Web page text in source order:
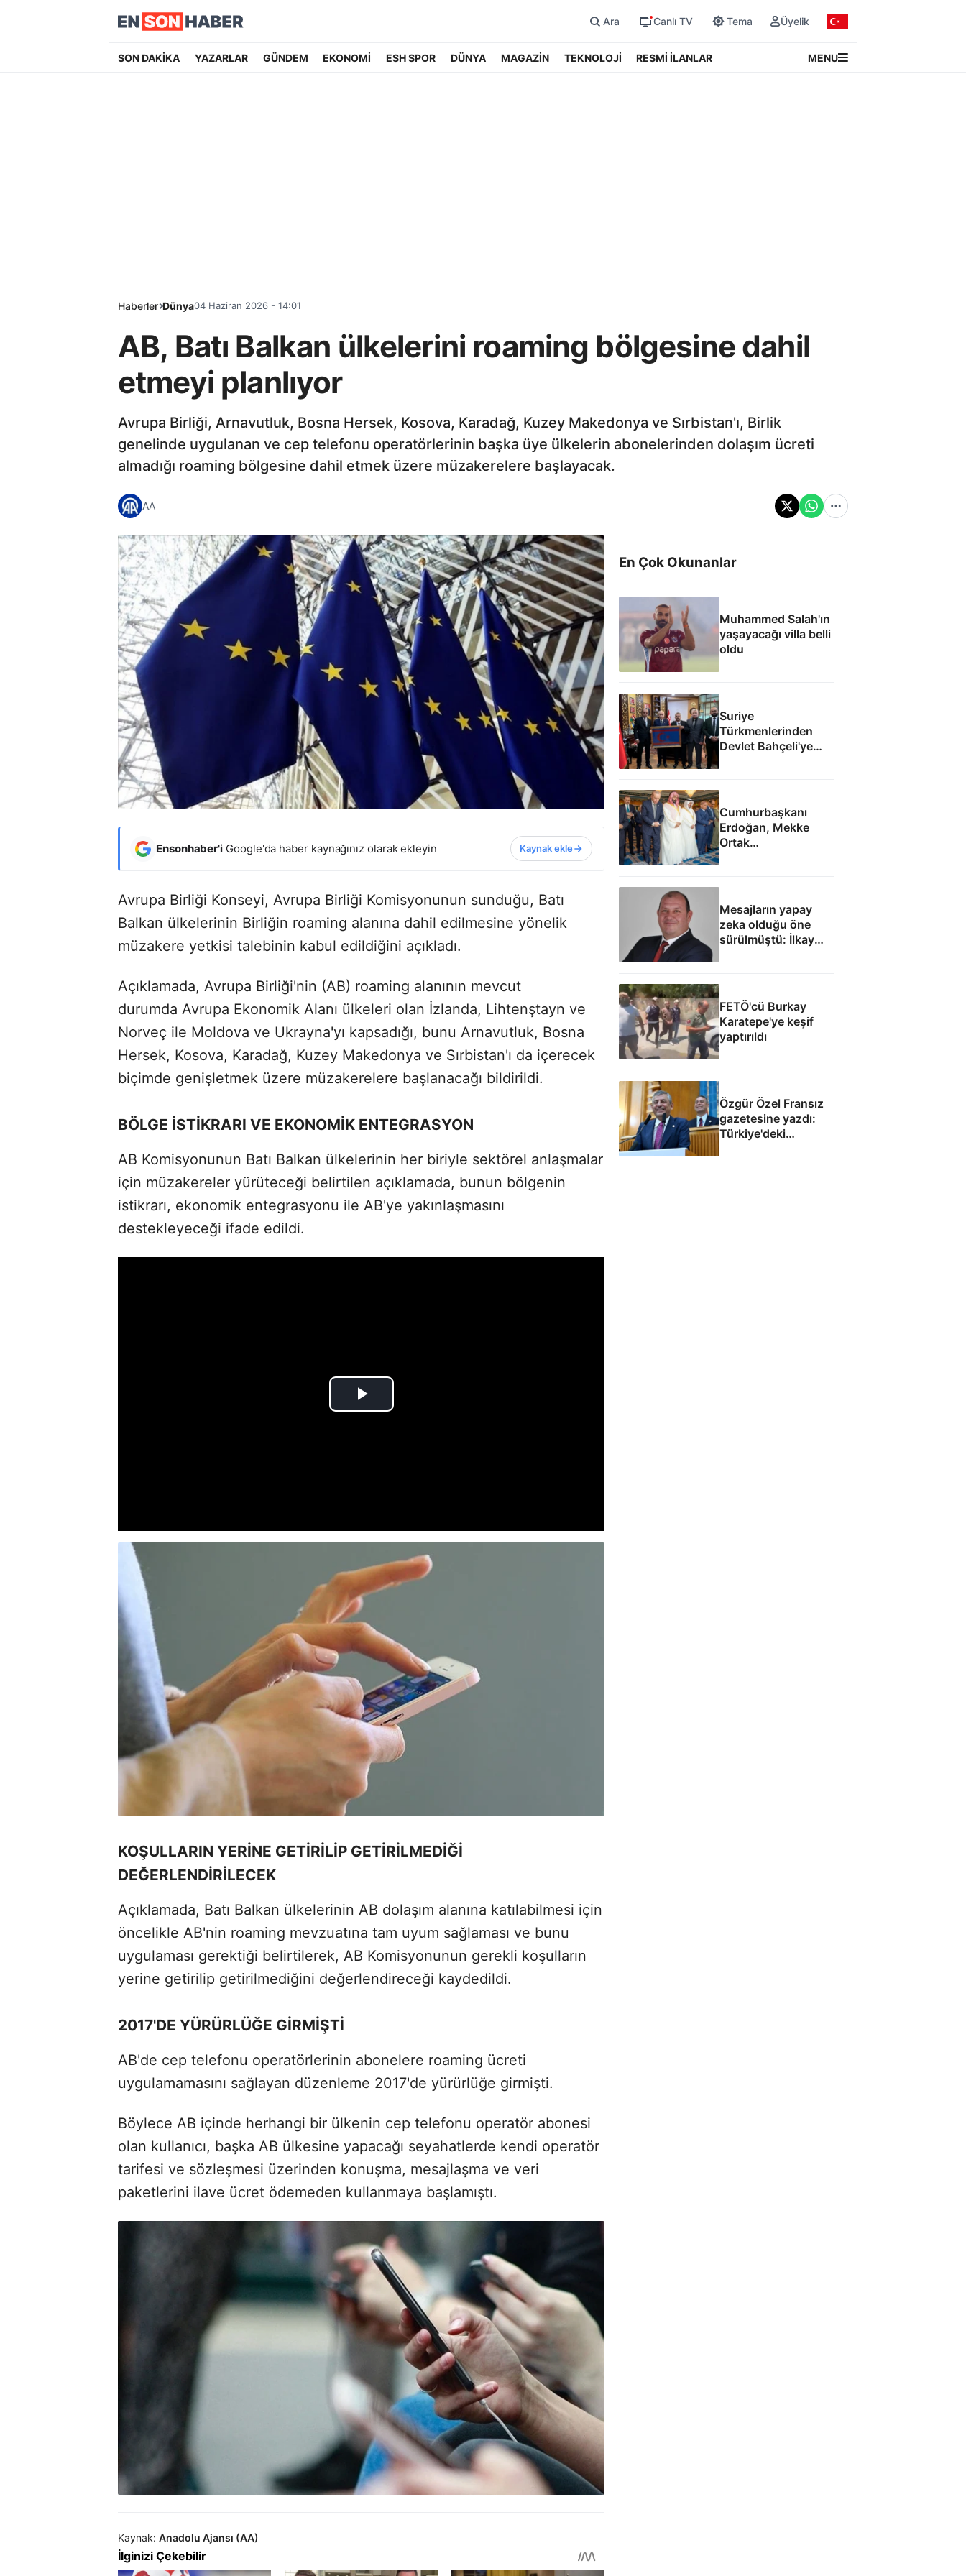
Ara Canlı TV Tema Üyelik
SON DAKİKA YAZARLAR GÜNDEM EKONOMİ ESH SPOR DÜNYA MAGAZİN TEKNOLOJİ RESMİ İLANLAR MENU
Haberler Dünya04 Haziran 2026 - 14:01
AB, Batı Balkan ülkelerini roaming bölgesine dahil
etmeyi planlıyor
Avrupa Birliği, Arnavutluk, Bosna Hersek, Kosova, Karadağ, Kuzey Makedonya ve Sırbistan'ı, Birlik
genelinde uygulanan ve cep telefonu operatörlerinin başka üye ülkelerin abonelerinden dolaşım ücreti
almadığı roaming bölgesine dahil etmek üzere müzakerelere başlayacak.
AA
Ensonhaber'i Google'da haber kaynağınız olarak ekleyin Kaynak ekle
Avrupa Birliği Konseyi, Avrupa Birliği Komisyonunun sunduğu, Batı
Balkan ülkelerinin Birliğin roaming alanına dahil edilmesine yönelik
müzakere yetkisi talebinin kabul edildiğini açıkladı.
Açıklamada, Avrupa Birliği'nin (AB) roaming alanının mevcut
durumda Avrupa Ekonomik Alanı ülkeleri olan İzlanda, Lihtenştayn ve
Norveç ile Moldova ve Ukrayna'yı kapsadığı, bunu Arnavutluk, Bosna
Hersek, Kosova, Karadağ, Kuzey Makedonya ve Sırbistan'ı da içerecek
biçimde genişletmek üzere müzakerelere başlanacağı bildirildi.
BÖLGE İSTİKRARI VE EKONOMİK ENTEGRASYON
AB Komisyonunun Batı Balkan ülkelerinin her biriyle sektörel anlaşmalar
için müzakereler yürüteceği belirtilen açıklamada, bunun bölgenin
istikrarı, ekonomik entegrasyonu ile AB'ye yakınlaşmasını
destekleyeceği ifade edildi.
KOŞULLARIN YERİNE GETİRİLİP GETİRİLMEDİĞİ
DEĞERLENDİRİLECEK
Açıklamada, Batı Balkan ülkelerinin AB dolaşım alanına katılabilmesi için
öncelikle AB'nin roaming mevzuatına tam uyum sağlaması ve bunu
uygulaması gerektiği belirtilerek, AB Komisyonunun gerekli koşulların
yerine getirilip getirilmediğini değerlendireceği kaydedildi.
2017'DE YÜRÜRLÜĞE GİRMİŞTİ
AB'de cep telefonu operatörlerinin abonelere roaming ücreti
uygulamamasını sağlayan düzenleme 2017'de yürürlüğe girmişti.
Böylece AB içinde herhangi bir ülkenin cep telefonu operatör abonesi
olan kullanıcı, başka AB ülkesine yapacağı seyahatlerde kendi operatör
tarifesi ve sözleşmesi üzerinden konuşma, mesajlaşma ve veri
paketlerini ilave ücret ödemeden kullanmaya başlamıştı.
Kaynak: Anadolu Ajansı (AA)
En Çok Okunanlar
Muhammed Salah'ın
yaşayacağı villa belli
oldu
Suriye
Türkmenlerinden
Devlet Bahçeli'ye
yapılanma gündemi
Cumhurbaşkanı
Erdoğan, Mekke
Ortak
Anlaşması'ndan
kıldı
Mesajların yapay
zeka olduğu öne
sürülmüştü: İlkay
FETÖ'cü Burkay
Karatepe'ye keşif
yaptırıldı
Özgür Özel Fransız
gazetesine yazdı:
Türkiye'deki